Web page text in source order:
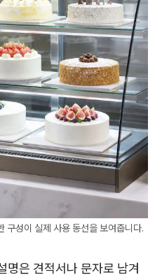
구성이 실제 사용 동선을 보여줍니다.
명은 견적서나 문자로 남겨